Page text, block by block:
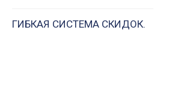
ГИБКАЯ СИСТЕМА СКИДОК.